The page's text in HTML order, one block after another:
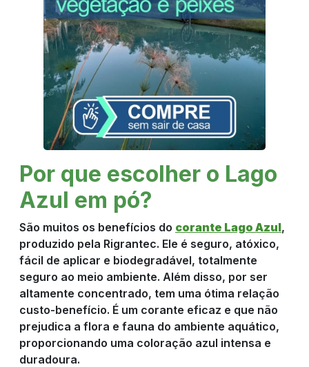
Por que escolher o Lago
Azul em pó?
São muitos os benefícios do corante Lago Azul,
produzido pela Rigrantec. Ele é seguro, atóxico,
fácil de aplicar e biodegradável, totalmente
seguro ao meio ambiente. Além disso, por ser
altamente concentrado, tem uma ótima relação
custo-benefício. É um corante eficaz e que não
prejudica a flora e fauna do ambiente aquático,
proporcionando uma coloração azul intensa e
duradoura.